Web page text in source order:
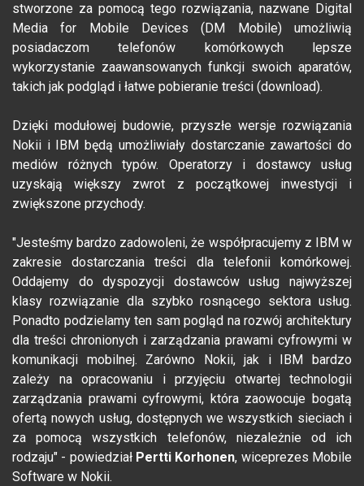
stworzone za pomocą tego rozwiązania, nazwane Digital
Media for Mobile Devices (DM Mobile) umożliwią
posiadaczom telefonów komórkowych lepsze
wykorzystanie zaawansowanych funkcji swoich aparatów,
takich jak podgląd i łatwe pobieranie treści (download).
Dzięki modułowej budowie, przyszłe wersje rozwiązania
Nokii i IBM będą umożliwiały dostarczanie zawartości do
mediów różnych typów. Operatorzy i dostawcy usług
uzyskają większy zwrot z początkowej inwestycji i
zwiększone przychody.
"Jesteśmy bardzo zadowoleni, że współpracujemy z IBM w
zakresie dostarczania treści dla telefonii komórkowej.
Oddajemy do dyspozycji dostawców usług najwyższej
klasy rozwiązanie dla szybko rosnącego sektora usług.
Ponadto podzielamy ten sam pogląd na rozwój architektury
dla treści chronionych i zarządzania prawami cyfrowymi w
komunikacji mobilnej. Zarówno Nokii, jak i IBM bardzo
zależy na opracowaniu i przyjęciu otwartej technologii
zarządzania prawami cyfrowymi, która zaowocuje bogatą
ofertą nowych usług, dostępnych we wszystkich sieciach i
za pomocą wszystkich telefonów, niezależnie od ich
rodzaju" - powiedział Pertti Korhonen, wiceprezes Mobile
Software w Nokii.